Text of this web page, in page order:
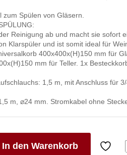
zum Spülen von Gläsern.
Reinigung ab und macht sie sofort
Klarspüler und ist somit ideal für
400x400x(H)150 mm für
mm für Teller. 1x
1,5 m, mit Anschluss für 3/
m, ⌀24 mm. Stromkabel ohne
In den Warenkorb